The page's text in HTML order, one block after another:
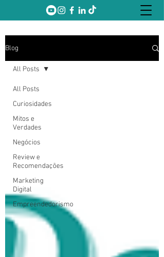
Blog
All Posts
Curiosidades
Mitos e
Verdades
Negócios
Review e
Recomendações
Marketing
Digital
Empreendedorismo
All Posts